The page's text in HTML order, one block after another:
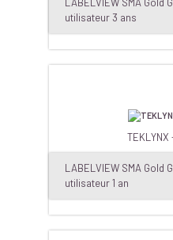
utilisateur 3 ans
TEKLYNX
LABELVIEW SMA Gold
utilisateur 1 an